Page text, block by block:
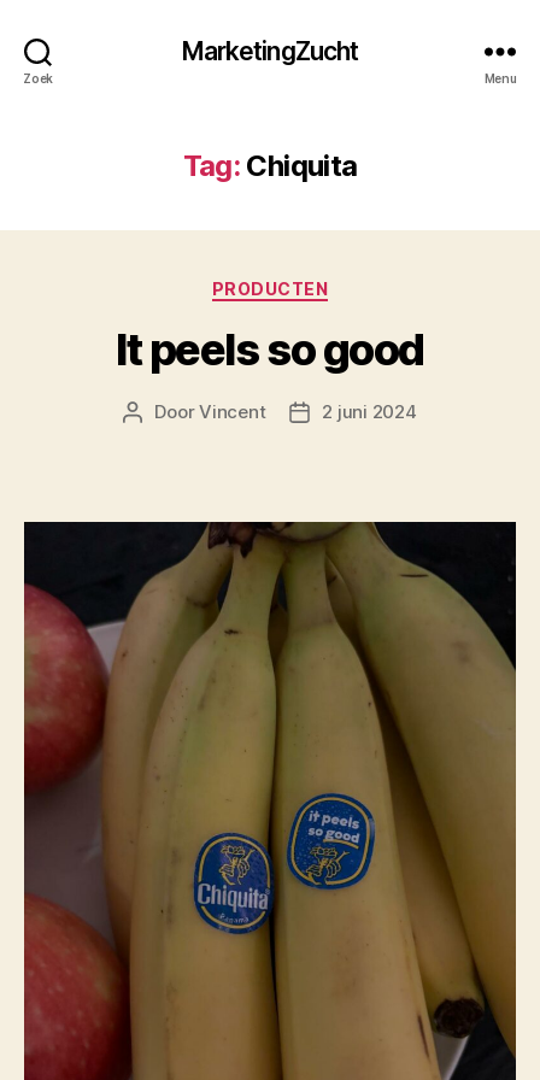
Zoek
MarketingZucht
Menu
Tag: Chiquita
Categorieën
PRODUCTEN
It peels so good
Berichtauteur
DoorVincent Berichtdatum
2 juni 2024